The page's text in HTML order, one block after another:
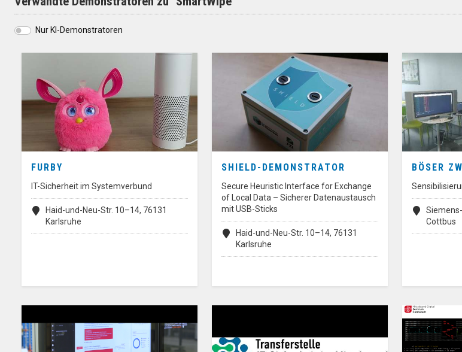
Nur KI-Demonstratoren
FURBY
IT-Sicherheit im Systemverbund
Haid-und-Neu-Str. 10–14, 76131
Karlsruhe
SHIELD-DEMONSTRATOR
Secure Heuristic Interface for Exchange
of Local Data – Sicherer Datenaustausch
mit USB-Sticks
Haid-und-Neu-Str. 10–14, 76131
Karlsruhe
BÖSER
Cottbus